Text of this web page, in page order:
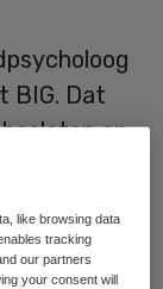
BIG. Dat
op
het beroep
like browsing data
tracking
our partners
your consent will